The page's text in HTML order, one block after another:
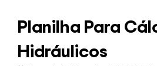
Planilha Para
Hidráulicos